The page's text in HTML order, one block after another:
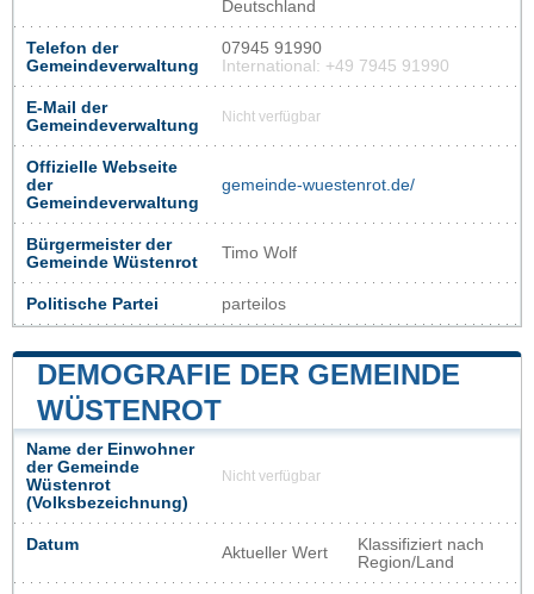
Deutschland
Telefon der
Gemeindeverwaltung
07945 91990
International: +49 7945 91990
E-Mail der
Gemeindeverwaltung
Nicht verfügbar
Offizielle Webseite
der
Gemeindeverwaltung
gemeinde-wuestenrot.de/
Bürgermeister der
Gemeinde Wüstenrot
Timo Wolf
Politische Partei parteilos
DEMOGRAFIE DER GEMEINDE
WÜSTENROT
Name der Einwohner
der Gemeinde
Wüstenrot
(Volksbezeichnung)
Nicht verfügbar
Datum Aktueller Wert
Klassifiziert nach
Region/Land